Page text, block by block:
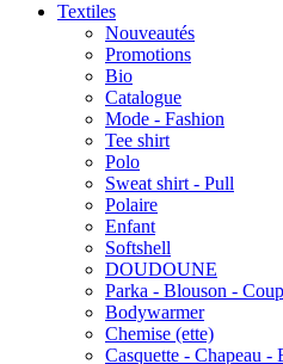
Textiles
Nouveautés
Promotions
Bio
Catalogue
Mode - Fashion
Tee shirt
Polo
Sweat shirt - Pull
Polaire
Enfant
Softshell
DOUDOUNE
Parka - Blouson -
Bodywarmer
Chemise (ette)
Casquette - Chapeau -